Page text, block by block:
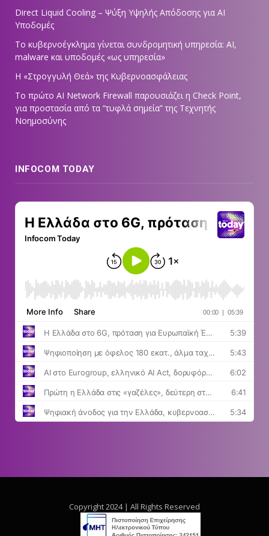
Direct Liquid Cooling – Ψύξη Υψηλής Απόδοσης για AI
Υποδομές
Το κυβερνοέγκλημα γίνεται συνδρομητική υπηρεσία: AI,
malware και υποδομές «ως υπηρεσία»
Η «Στρογγυλή Θεά» της Κυβερνοασφάλειας
Tο πρώτο AI Network Firewall παρουσιάζει η Check Point,
για προστασία από τα “τυφλά σημεία” της Τεχνητής
Νοημοσύνης
INFOCOM TODAY
Copyright 2024 | All Rights Reserved